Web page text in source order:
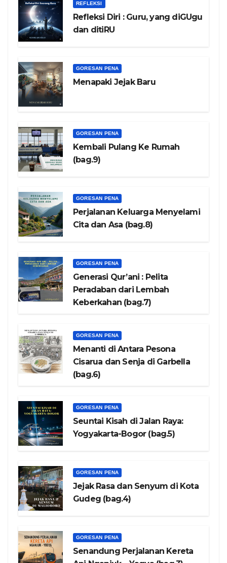
REFLEKSI
Refleksi Diri : Guru, yang diGUgu
dan ditiRU
GORESAN PENA
Menapaki Jejak Baru
GORESAN PENA
Kembali Pulang Ke Rumah
(bag.9)
GORESAN PENA
Perjalanan Keluarga Menyelami
Cita dan Asa (bag.8)
GORESAN PENA
Generasi Qur’ani : Pelita
Peradaban dari Lembah
Keberkahan (bag.7)
GORESAN PENA
Menanti di Antara Pesona
Cisarua dan Senja di Garbella
(bag.6)
GORESAN PENA
Seuntai Kisah di Jalan Raya:
Yogyakarta-Bogor (bag.5)
GORESAN PENA
Jejak Rasa dan Senyum di Kota
Gudeg (bag.4)
GORESAN PENA
Senandung Perjalanan Kereta